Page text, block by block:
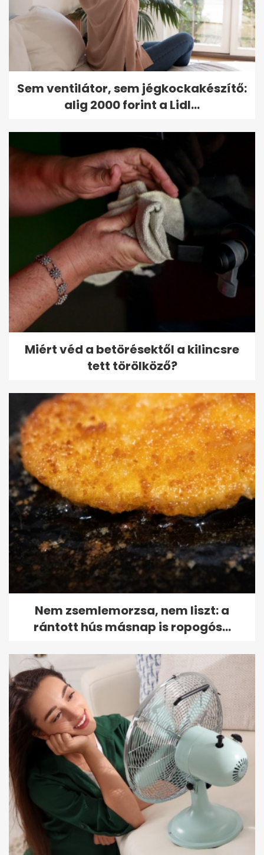
Sem ventilátor, sem jégkockakészítő:
alig 2000 forint a Lidl...
Miért véd a betörésektől a kilincsre
tett törölköző?
Nem zsemlemorzsa, nem liszt: a
rántott hús másnap is ropogós...